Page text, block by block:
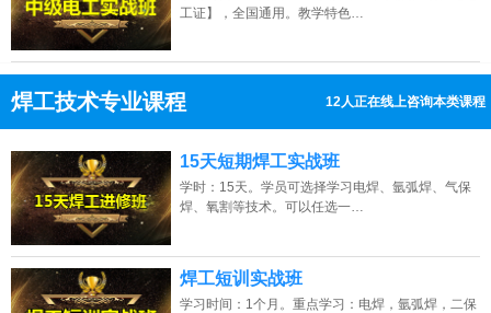
工证】，全国通用。教学特色…
焊工技术专业课程 9人正在线上咨询本类课程
点击免费咨询电话：13807313137
15天短期焊工实战班
学时：15天。学员可选择学习电焊、氩弧焊、气保
焊、氧割等技术。可以任选一…
焊工短训实战班
学习时间：1个月。重点学习：电焊，氩弧焊，二保
陕西的网友正进入本页访问